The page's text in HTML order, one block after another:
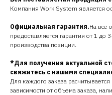
Компания Work System является
Официальная гарантия.На всё
предоставляется гарантия от 1 до
производства позиции.
*Для получения актуальной
свяжитесь с нашими
Для каждого заказа
зависимости от объема заказа,